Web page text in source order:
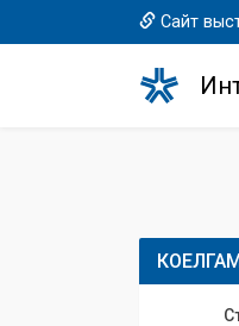
Сайт